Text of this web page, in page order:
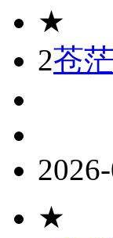
★
2苍
★